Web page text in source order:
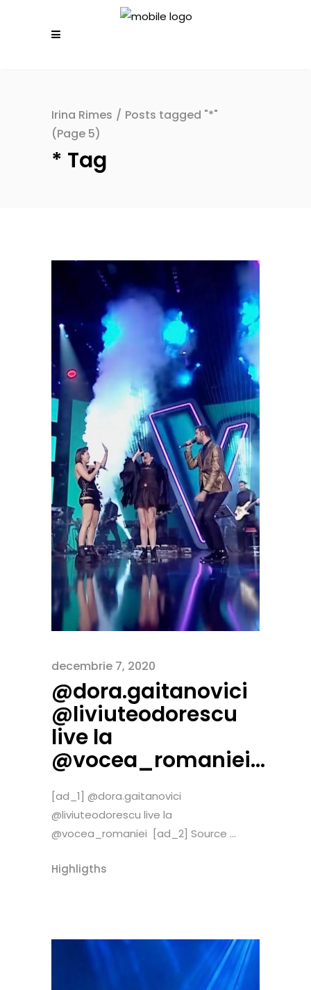
Irina Rimes / Posts tagged "*"
(Page 5)
* Tag
decembrie 7, 2020
@dora.gaitanovici
@liviuteodorescu
live la
@vocea_romaniei…
[ad_1] @dora.gaitanovici
@liviuteodorescu live la
@vocea_romaniei [ad_2] Source ...
Highligths